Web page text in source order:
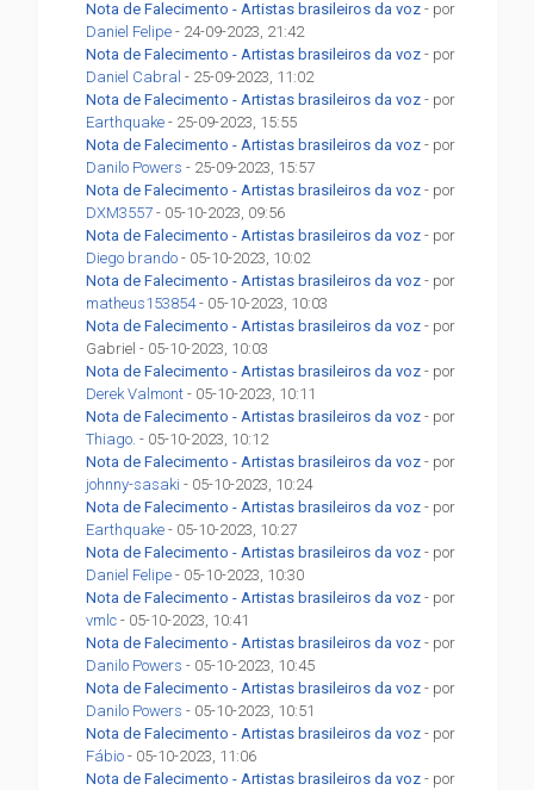
Nota de Falecimento - Artistas brasileiros da voz - por
Daniel Felipe - 24-09-2023, 21:42
Nota de Falecimento - Artistas brasileiros da voz - por
Daniel Cabral - 25-09-2023, 11:02
Nota de Falecimento - Artistas brasileiros da voz - por
Earthquake - 25-09-2023, 15:55
Nota de Falecimento - Artistas brasileiros da voz - por
Danilo Powers - 25-09-2023, 15:57
Nota de Falecimento - Artistas brasileiros da voz - por
DXM3557 - 05-10-2023, 09:56
Nota de Falecimento - Artistas brasileiros da voz - por
Diego brando - 05-10-2023, 10:02
Nota de Falecimento - Artistas brasileiros da voz - por
matheus153854- 05-10-2023, 10:03
Nota de Falecimento - Artistas brasileiros da voz - por
Gabriel - 05-10-2023, 10:03
Nota de Falecimento - Artistas brasileiros da voz - por
Derek Valmont - 05-10-2023, 10:11
Nota de Falecimento - Artistas brasileiros da voz - por
Thiago. - 05-10-2023, 10:12
Nota de Falecimento - Artistas brasileiros da voz - por
johnny-sasaki - 05-10-2023, 10:24
Nota de Falecimento - Artistas brasileiros da voz - por
Earthquake - 05-10-2023, 10:27
Nota de Falecimento - Artistas brasileiros da voz - por
Daniel Felipe - 05-10-2023, 10:30
Nota de Falecimento - Artistas brasileiros da voz - por
vmlc - 05-10-2023, 10:41
Nota de Falecimento - Artistas brasileiros da voz - por
Danilo Powers - 05-10-2023, 10:45
Nota de Falecimento - Artistas brasileiros da voz - por
Danilo Powers - 05-10-2023, 10:51
Nota de Falecimento - Artistas brasileiros da voz - por
Fábio - 05-10-2023, 11:06
Nota de Falecimento - Artistas brasileiros da voz - por